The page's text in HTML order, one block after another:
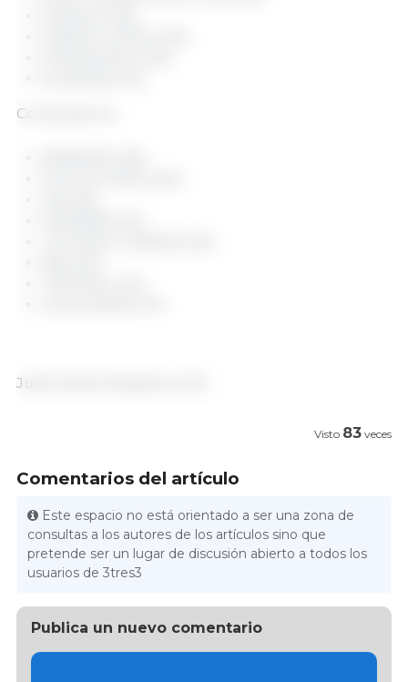
Compradores:
Juillet 2024/ Rédaction 333.
Visto 83 veces
Comentarios del artículo
Este espacio no está orientado a ser una zona de
consultas a los autores de los artículos sino que
pretende ser un lugar de discusión abierto a todos los
usuarios de 3tres3
Publica un nuevo comentario